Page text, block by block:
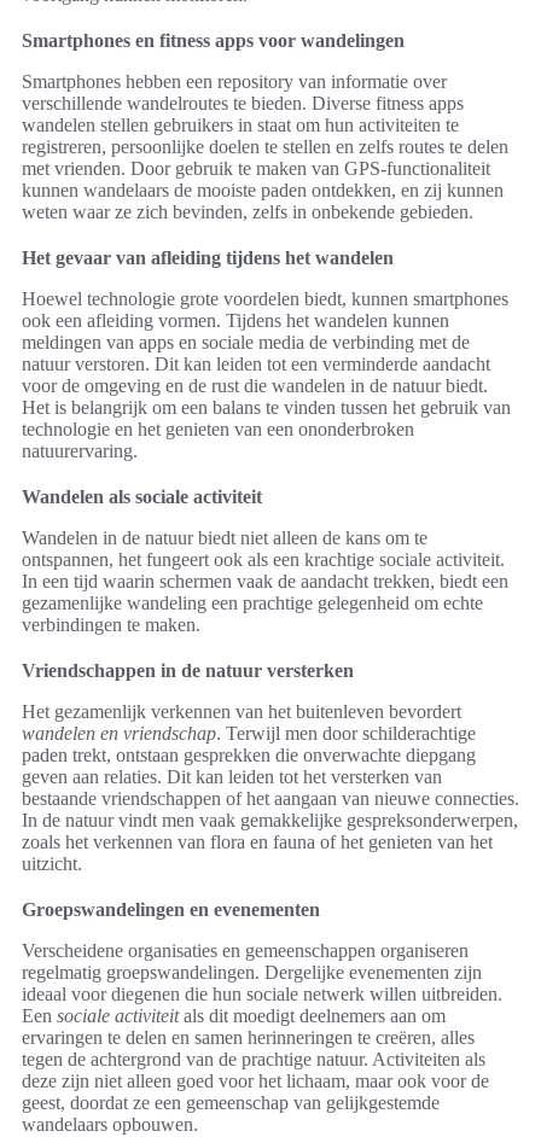
Smartphones en fitness apps voor wandelingen
Smartphones hebben een repository van informatie over
verschillende wandelroutes te bieden. Diverse fitness apps
wandelen stellen gebruikers in staat om hun activiteiten te
registreren, persoonlijke doelen te stellen en zelfs routes te delen
met vrienden. Door gebruik te maken van GPS-functionaliteit
kunnen wandelaars de mooiste paden ontdekken, en zij kunnen
weten waar ze zich bevinden, zelfs in onbekende gebieden.
Het gevaar van afleiding tijdens het wandelen
Hoewel technologie grote voordelen biedt, kunnen smartphones
ook een afleiding vormen. Tijdens het wandelen kunnen
meldingen van apps en sociale media de verbinding met de
natuur verstoren. Dit kan leiden tot een verminderde aandacht
voor de omgeving en de rust die wandelen in de natuur biedt.
Het is belangrijk om een balans te vinden tussen het gebruik van
technologie en het genieten van een ononderbroken
natuurervaring.
Wandelen als sociale activiteit
Wandelen in de natuur biedt niet alleen de kans om te
ontspannen, het fungeert ook als een krachtige sociale activiteit.
In een tijd waarin schermen vaak de aandacht trekken, biedt een
gezamenlijke wandeling een prachtige gelegenheid om echte
verbindingen te maken.
Vriendschappen in de natuur versterken
Het gezamenlijk verkennen van het buitenleven bevordert
wandelen en vriendschap. Terwijl men door schilderachtige
paden trekt, ontstaan gesprekken die onverwachte diepgang
geven aan relaties. Dit kan leiden tot het versterken van
bestaande vriendschappen of het aangaan van nieuwe connecties.
In de natuur vindt men vaak gemakkelijke gespreksonderwerpen,
zoals het verkennen van flora en fauna of het genieten van het
uitzicht.
Groepswandelingen en evenementen
Verscheidene organisaties en gemeenschappen organiseren
regelmatig groepswandelingen. Dergelijke evenementen zijn
ideaal voor diegenen die hun sociale netwerk willen uitbreiden.
Een sociale activiteitals dit moedigt deelnemers aan om
ervaringen te delen en samen herinneringen te creëren, alles
tegen de achtergrond van de prachtige natuur. Activiteiten als
deze zijn niet alleen goed voor het lichaam, maar ook voor de
geest, doordat ze een gemeenschap van gelijkgestemde
wandelaars opbouwen.